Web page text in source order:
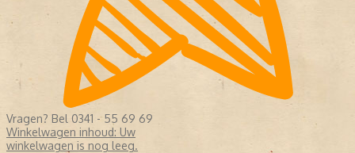
Vragen? Bel 0341 - 55 69 69
Winkelwagen inhoud: Uw
winkelwagen is nog leeg.